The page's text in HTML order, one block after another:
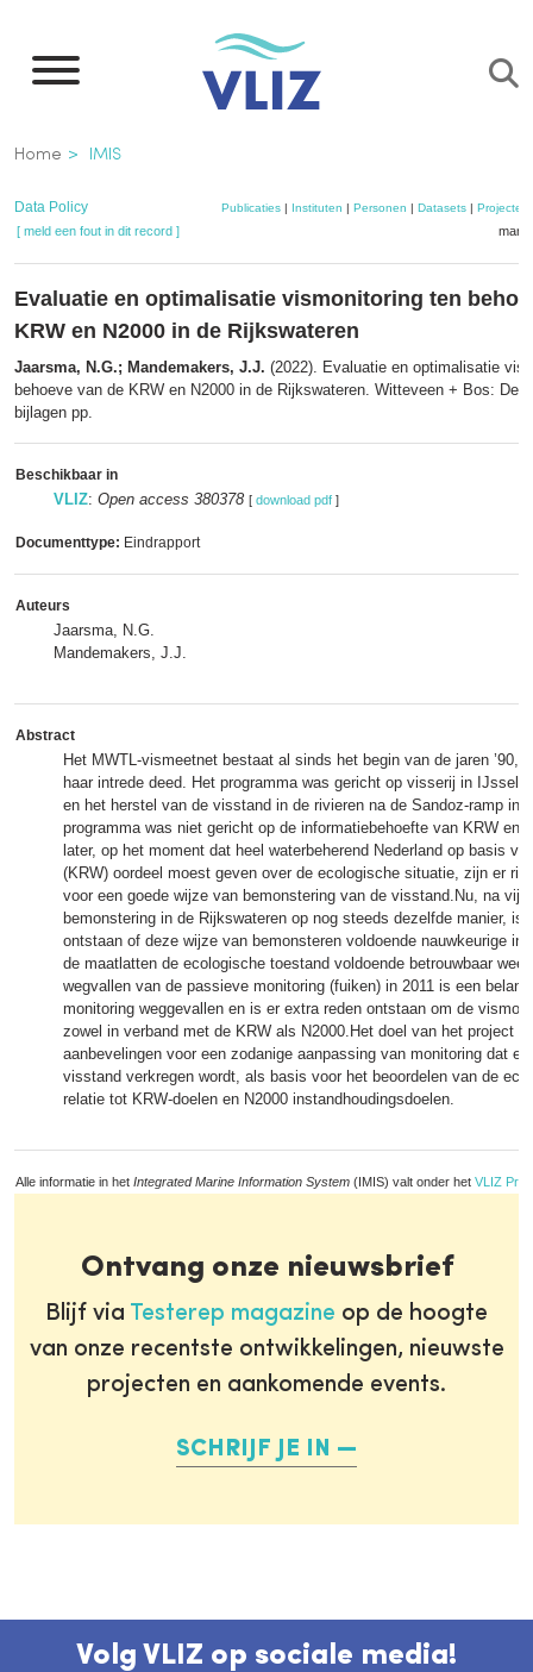
naar
inhoud
gaan
Kruimelpad
Home IMIS
Data Policy Publicaties| Instituten | Personen | Datasets| Projecten
[ meld een fout in dit record ]
Evaluatie en optimalisatie vismonitoring ten
KRW en N2000 in de Rijkswateren
Jaarsma, N.G.; Mandemakers, J.J. (2022). Evaluatie en optimalisatie
behoeve van de KRW en N2000 in de Rijkswateren. Witteveen + Bos:
bijlagen pp.
Beschikbaar in
VLIZ: Open access 380378 [ download pdf ]
Documenttype: Eindrapport
Auteurs
Jaarsma, N.G.
Mandemakers, J.J.
Abstract
Het MWTL-vismeetnet bestaat al sinds het begin van de jaren ’90,
haar intrede deed. Het programma was gericht op visserij in
en het herstel van de visstand in de rivieren na de Sandoz-ramp in
programma was niet gericht op de informatiebehoefte van KRW en
later, op het moment dat heel waterbeherend Nederland op basis
(KRW) oordeel moest geven over de ecologische situatie, zijn er
voor een goede wijze van bemonstering van de visstand.Nu, na
bemonstering in de Rijkswateren op nog steeds dezelfde manier, is
ontstaan of deze wijze van bemonsteren voldoende nauwkeurige
de maatlatten de ecologische toestand voldoende betrouwbaar
wegvallen van de passieve monitoring (fuiken) in 2011 is een
monitoring weggevallen en is er extra reden ontstaan om de
zowel in verband met de KRW als N2000.Het doel van het project
aanbevelingen voor een zodanige aanpassing van monitoring dat
visstand verkregen wordt, als basis voor het beoordelen van de
relatie tot KRW-doelen en N2000 instandhoudingsdoelen.
Alle informatie in het Integrated Marine Information System (IMIS) valt onder het VLIZ
Ontvang onze nieuwsbrief
Blijf via Testerep magazine op de hoogte
van onze recentste ontwikkelingen, nieuwste
projecten en aankomende events.
SCHRIJF JE IN
Volg VLIZ op sociale media!